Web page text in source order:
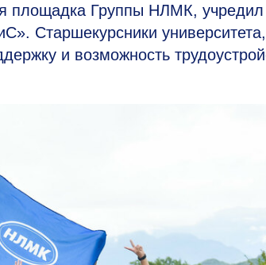
площадка Группы НЛМК, учредил
Старшекурсники университета,
и возможность